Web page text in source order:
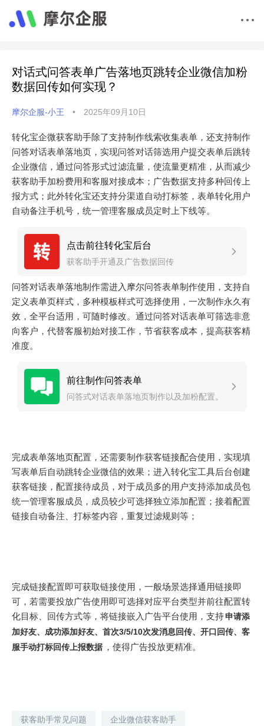
对话式问答表单广告落地页跳转企业微信加粉
数据回传如何实现？
摩尔企服-小王 • 2025年09月10日
转化宝企微获客助手除了支持制作线索收集表单，还支持制作
问答对话表单落地页，实现问答对话筛选用户提交表单后跳转
企业微信，通过问答形式过滤流量，使流量更精准，从而减少
获客助手加粉费用和客服对接成本；广告数据支持多种回传上
报方式；此外转化宝还支持分渠道自动打标签，表单转化用户
自动备注手机号，统一管理客服成员定时上下线等。
点击前往转化宝后台
获客助手开通及广告数据回传
问答对话表单落地制作需进入摩尔问答表单制作使用，支持自
定义表单页样式，多种模板样式可选择使用，一次制作永久有
效，全平台适用，可随时修改。通过问答对话表单可筛选非意
向客户，代替客服初始对接工作，节省获客成本，提高获客精
准度。
前往制作问答表单
问答式对话表单落地页制作以及加粉配置。
完成表单落地页配置，还需要制作获客链接配合使用，实现填
写表单后自动跳转企业微信的效果；进入转化宝工具后台创建
获客链接，配置接待成员，对于成员多的用户支持添加成员包
统一管理客服成员，成员较少可选择独立添加配置；接着配置
链接自动备注、打标签内容，重复过滤规则等；
完成链接配置即可获取链接使用，一般场景选择通用链接即
可，若需要投放广告使用即可选择对应平台类型并前往配置转
化目标、回传方式等，将链接嵌入广告平台使用，支持申请添
加好友、成功添加好友、首次3/5/10次发消息回传、开口回传、客
服手动打标回传上报数据 ，使得广告投放更精准。
获客助手常见问题
企业微信获客助手